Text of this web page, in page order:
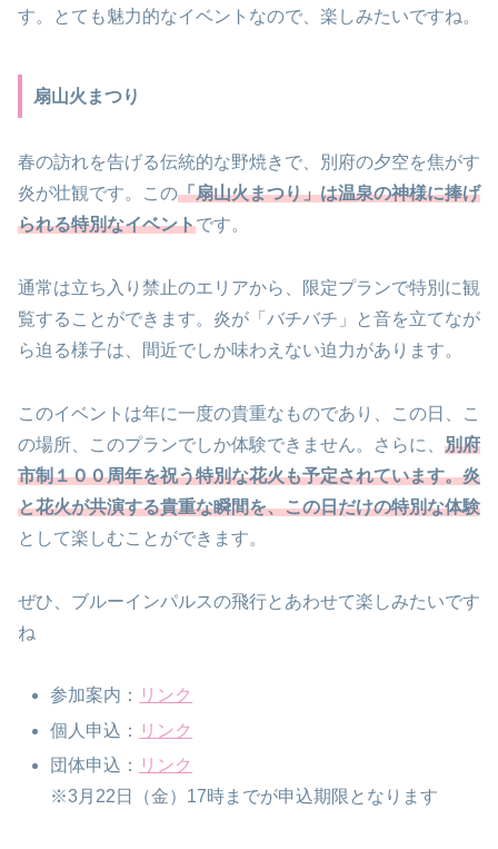
す。とても魅力的なイベントなので、楽しみたいですね。
扇山火まつり
春の訪れを告げる伝統的な野焼きで、別府の夕空を焦がす
炎が壮観です。この「扇山火まつり」は温泉の神様に捧げ
られる特別なイベントです。
通常は立ち入り禁止のエリアから、限定プランで特別に観
覧することができます。炎が「バチバチ」と音を立てなが
ら迫る様子は、間近でしか味わえない迫力があります。
このイベントは年に一度の貴重なものであり、この日、こ
の場所、このプランでしか体験できません。さらに、 別府
市制１００周年を祝う特別な花火も予定されています。炎
と花火が共演する貴重な瞬間を、この日だけの特別な体験
として楽しむことができます。
ぜひ、ブルーインパルスの飛行とあわせて楽しみたいです
ね
参加案内：
リンク
個人申込：
リンク
団体申込：
リンク
※3月22日（金）17時までが申込期限となります